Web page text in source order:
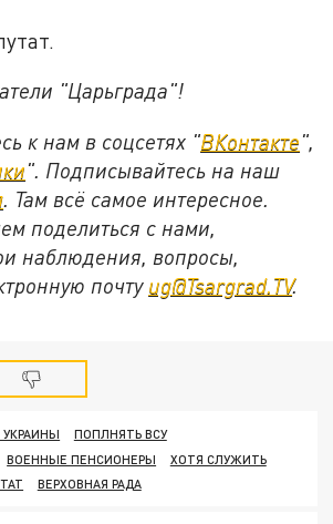
"Царьграда"!
к нам в соцсетях "ВКонтакте",
". Подписывайтесь на наш
. Там всё самое интересное.
поделиться с нами,
наблюдения, вопросы,
почту ug@Tsargrad.TV.
ПОПЛНЯТЬ ВСУ
ВОЕННЫЕ ПЕНСИОНЕРЫ
ХОТЯ СЛУЖИТЬ
ВЕРХОВНАЯ РАДА